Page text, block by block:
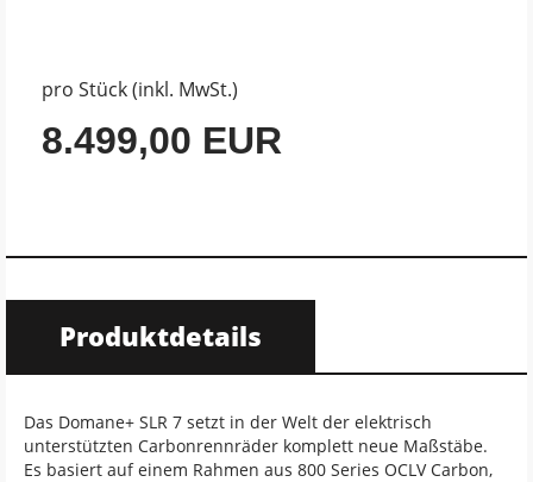
pro Stück (inkl. MwSt.)
8.499,00 EUR
Produktdetails
Das Domane+ SLR 7 setzt in der Welt der elektrisch
unterstützten Carbonrennräder komplett neue Maßstäbe.
Es basiert auf einem Rahmen aus 800 Series OCLV Carbon,